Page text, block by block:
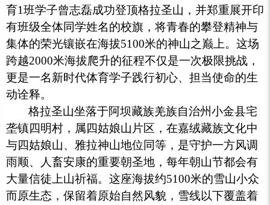
育1班学子曾志磊成功登顶格拉圣山，并郑重展开印
有班级全体同学姓名的校旗，将青春的攀登精神与
集体的荣光镶嵌在海拔5100米的神山之巅上。这场
跨越2000米海拔爬升的征程不仅是一次极限挑战，
更是一名新时代体育学子践行初心、担当使命的生
动诠释。
格拉圣山坐落于阿坝藏族羌族自治州小金县宅
垄镇四明村，属四姑娘山片区，在嘉绒藏族文化中
与四姑娘山、雅拉神山地位同等，是守护一方风调
雨顺、人畜安康的重要朝圣地，每年朝山节都会有
大量信徒上山祈福。这座海拔约5100米的雪山小众
而原生态，保留着原始自然风貌，雪线以下覆盖着